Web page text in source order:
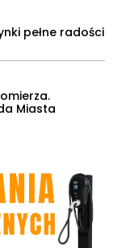
pełne radości
Miasta